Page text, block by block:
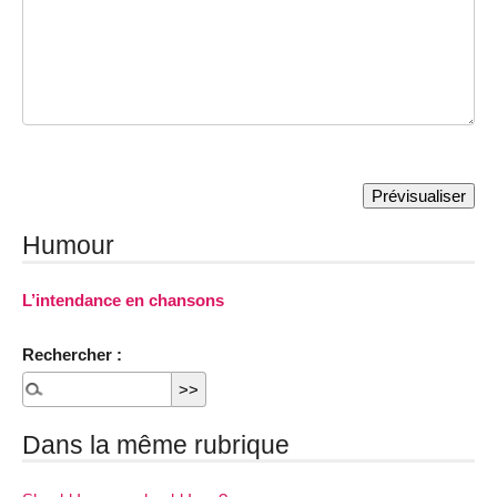
Humour
L’intendance en chansons
Rechercher :
Dans la même rubrique